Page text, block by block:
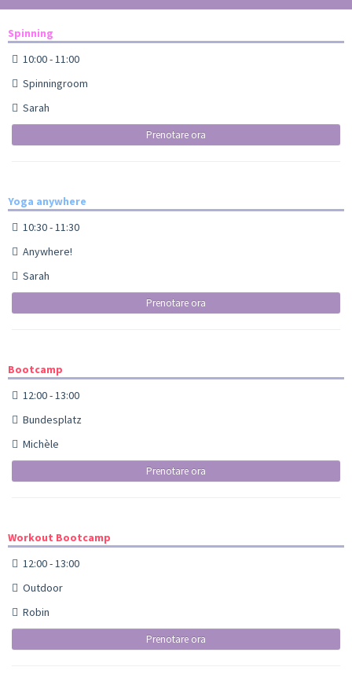
Spinning
10:00 - 11:00
Spinningroom
Sarah
Prenotare ora
Yoga anywhere
10:30 - 11:30
Anywhere!
Sarah
Prenotare ora
Bootcamp
12:00 - 13:00
Bundesplatz
Michèle
Prenotare ora
Workout Bootcamp
12:00 - 13:00
Outdoor
Robin
Prenotare ora